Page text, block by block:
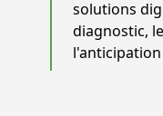
solutions
diagnostic,